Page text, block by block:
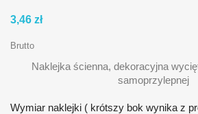
3,46 zł
Brutto
Naklejka ścienna, dekoracyjna
samoprzylepnej
Wymiar naklejki ( krótszy bok wynika z